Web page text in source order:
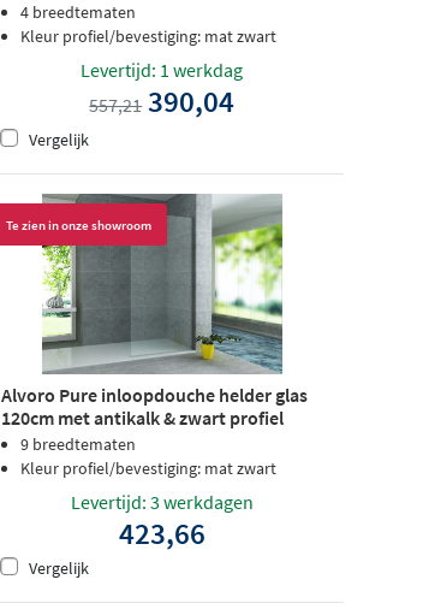
4 breedtematen
Kleur profiel/bevestiging: mat zwart
Levertijd: 1 werkdag
557,21 390,04
Vergelijk
Te zien in onze showroom
Alvoro Pure inloopdouche helder glas
120cm met antikalk & zwart profiel
9 breedtematen
Kleur profiel/bevestiging: mat zwart
Levertijd: 3 werkdagen
423,66
Vergelijk